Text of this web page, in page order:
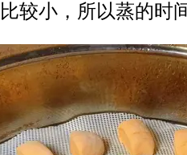
较小，所以蒸的时